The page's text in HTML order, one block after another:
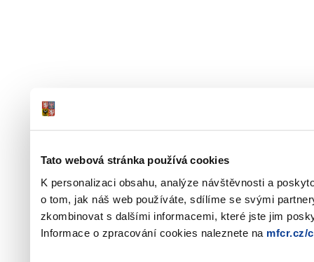
Tato webová stránka používá cookies
K personalizaci obsahu, analýze návštěvnosti a
o tom, jak náš web používáte, sdílíme se svými
zkombinovat s dalšími informacemi, které jste jim
Informace o zpracování cookies naleznete na mfcr.cz/